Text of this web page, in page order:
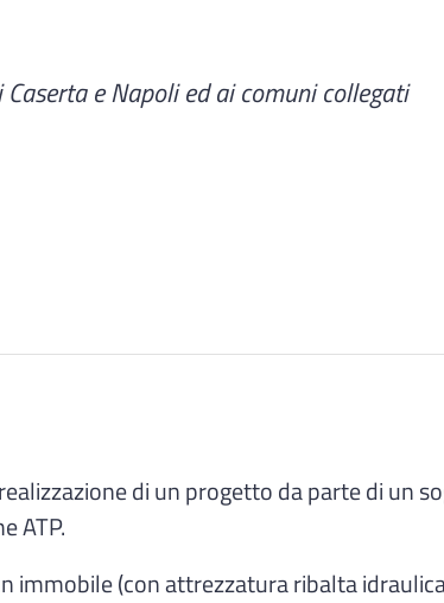
e Napoli ed ai comuni collegati
di un progetto da parte di un
ATP.
immobile (con attrezzatura ribalta